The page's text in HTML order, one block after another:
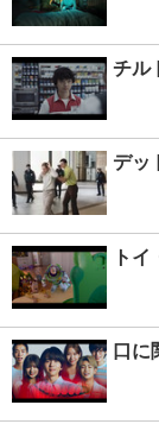
チル
デッ
ト
口に